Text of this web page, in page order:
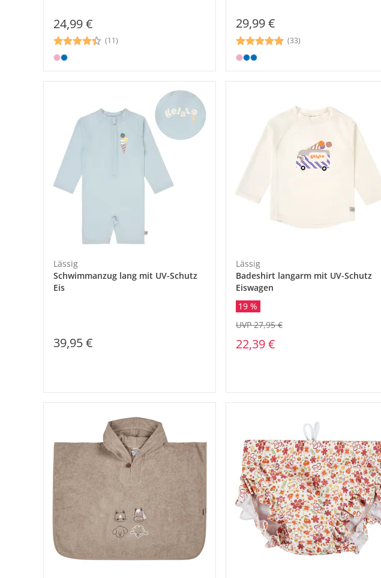
24,99 €
(11)
29,99 €
(33)
Lässig
Schwimmanzug lang mit UV-Schutz
Eis
39,95 €
Lässig
Badeshirt langarm mit UV-Schutz
Eiswagen
19 %
22,39 €
UVP 27,95 €